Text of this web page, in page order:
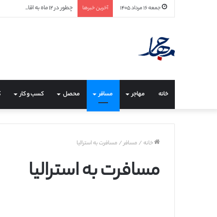
جمعه ۱۶ مرداد ۱۴۰۵ آخرین خبرها چطور در ۱۲ ماه به اقامت هلند برسیم؟ (راهنمای جامع ۲۰۲۶ + مسیرهای واقعی و قابل اجرا)
خانه مهاجر مسافر محصل کسب و کار
خانه / مسافر / مسافرت به استرالیا
مسافرت به استرالیا